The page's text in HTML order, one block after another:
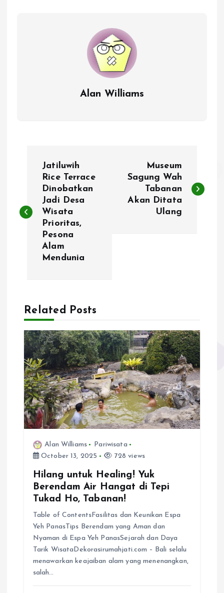
Alan Williams
s
v
g
a
t
Jatiluwih
Rice Terrace
Dinobatkan
Jadi Desa
Wisata
Prioritas,
Pesona
Alam
Mendunia
Museum
Sagung Wah
Tabanan
Akan Ditata
Ulang
Related Posts
Alan Williams
Pariwisata
October 13, 2025
728 views
Hilang untuk Healing! Yuk
Berendam Air Hangat di Tepi
Tukad Ho, Tabanan!
Table of ContentsFasilitas dan Keunikan Espa
Yeh PanasTips Berendam yang Aman dan
Nyaman di Espa Yeh PanasSejarah dan Daya
Tarik WisataDekorasirumahjati.com – Bali selalu
menawarkan keajaiban alam yang menenangkan,
salah…